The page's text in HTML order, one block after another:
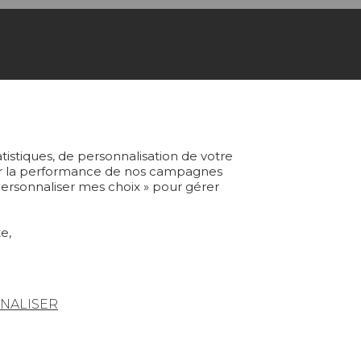
de personnalisation de votre
la performance de nos campagnes
mes choix » pour gérer